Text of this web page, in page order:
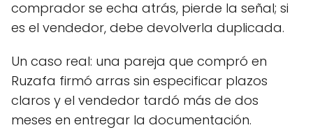
comprador se echa atrás, pierde la señal; si
es el vendedor, debe devolverla duplicada.
Un caso real: una pareja que compró en
Ruzafa firmó arras sin especificar plazos
claros y el vendedor tardó más de dos
meses en entregar la documentación.